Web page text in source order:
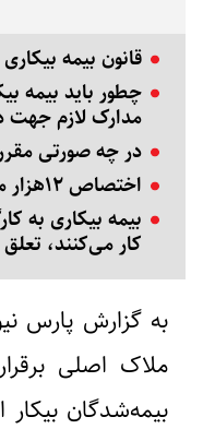
قانون بیمه
چطور باید بیمه
مدارک لازم جهت
در چه صورتی
اختصاص ۱۲هزار میلیارد برای بیمه بیکاری
بیمه بیکاری به
کار می‌کنند،
به گزارش پارس
ملاک اصلی
بیمه‌شدگان